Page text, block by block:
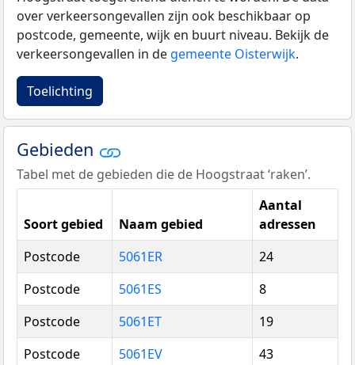
over verkeersongevallen zijn ook beschikbaar op
postcode, gemeente, wijk en buurt niveau. Bekijk de
verkeersongevallen in de gemeente Oisterwijk.
Toelichting
Gebieden
Tabel met de gebieden die de Hoogstraat ‘raken’.
Soort gebied Naam gebied
Aantal
adressen
Postcode
5061ER
24
Postcode
5061ES
8
Postcode
5061ET
19
Postcode
5061EV
43